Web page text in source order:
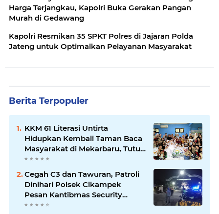
Harga Terjangkau, Kapolri Buka Gerakan Pangan
Murah di Gedawang
Kapolri Resmikan 35 SPKT Polres di Jajaran Polda
Jateng untuk Optimalkan Pelayanan Masyarakat
Berita Terpopuler
KKM 61 Literasi Untirta
Hidupkan Kembali Taman Baca
Masyarakat di Mekarbaru, Tutup
Program dengan Festival
Literasi
Cegah C3 dan Tawuran, Patroli
Dinihari Polsek Cikampek
Pesan Kantibmas Security
Perumahan